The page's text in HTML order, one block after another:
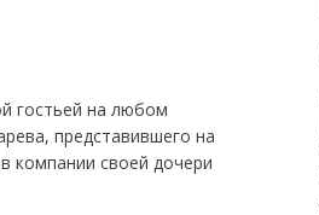
гостьей на любом
представившего на
компании своей дочери